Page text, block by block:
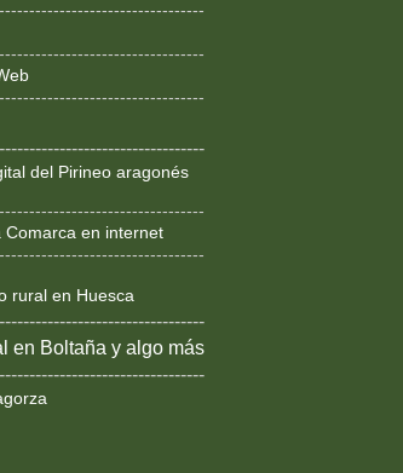
del Pirineo aragonés
Comarca en internet
rural en Huesca
en Boltaña y algo más